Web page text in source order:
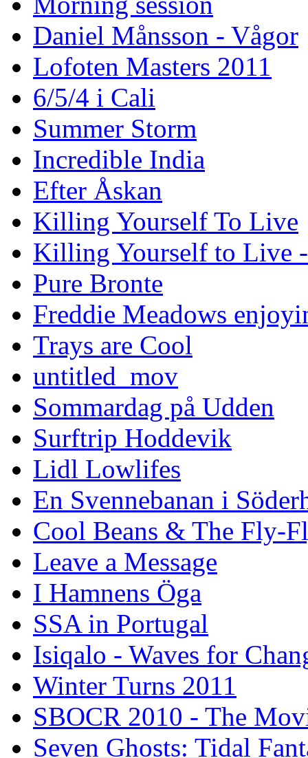
Daniel Månsson - Vågor
Lofoten Masters 2011
6/5/4 i Cali
Summer Storm
Incredible India
Efter Åskan
Killing Yourself To Live
Killing Yourself to Live -
Pure Bronte
Freddie Meadows
Trays are Cool
untitled_mov
Sommardag på Udden
Surftrip Hoddevik
Lidl Lowlifes
En Svennebanan i
Cool Beans & The Fly-
Leave a Message
I Hamnens Öga
SSA in Portugal
Isiqalo - Waves for
Winter Turns 2011
SBOCR 2010 - The
Seven Ghosts: Tidal